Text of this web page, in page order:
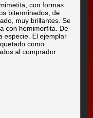
con formas
biterminados, de
muy brillantes. Se
con hemimorfita. De
especie. El ejemplar
como
al comprador.